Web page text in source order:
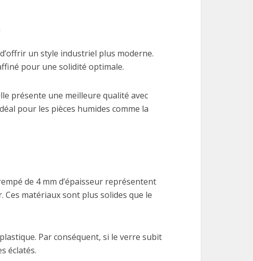
un style industriel plus moderne.
pour une solidité optimale.
présente une meilleure qualité avec
pour les pièces humides comme la
de 4 mm d’épaisseur représentent
Ces matériaux sont plus solides que le
Par conséquent, si le verre subit
éclatés.